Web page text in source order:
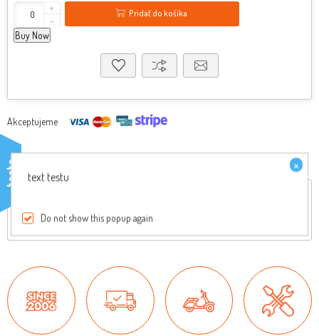
+
-
Pridať do košíka
Buy Now
Akceptujeme
Iba registrovaní užívatelia môžu písať recenzie
testo ×
text testu
Do not show this popup again